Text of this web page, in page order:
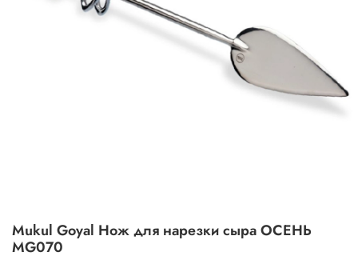
Mukul Goyal Нож для нарезки сыра ОСЕНЬ
MG070